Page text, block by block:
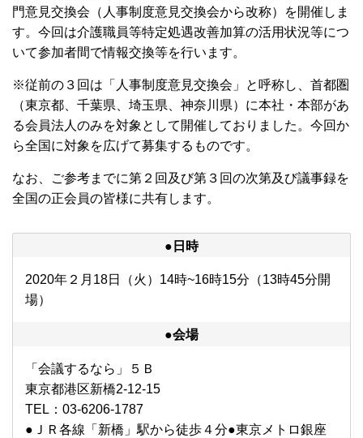
⾨意⾒交換会（⼈事制度意⾒交換会から改称）を開催しま
す。今回は介護職員等特定処遇改善加算の活⽤状況等につ
いて参加者間で情報交換等を⾏います。
※従前の３回は「人事制度意見交換会」と呼称し、首都圏
（東京都、千葉県、埼玉県、神奈川県）に本社・本部があ
る会員法人のみを対象として開催しておりました。今回か
ら全国に対象を広げて募集するものです。
なお、ご参考までに第２回及び第３回の次第及び議事録を
全国の正会員の皆様に共有します。
●日時
2020年２月18日（火）14時~16時15分（13時45分開
場）
●会場
「会議するなら」５Ｂ
東京都港区新橋2-12-15
TEL：03-6206-1787
●ＪＲ各線「新橋」駅から徒歩４分●東京メトロ銀座